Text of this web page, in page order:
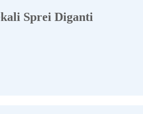
Sprei Diganti